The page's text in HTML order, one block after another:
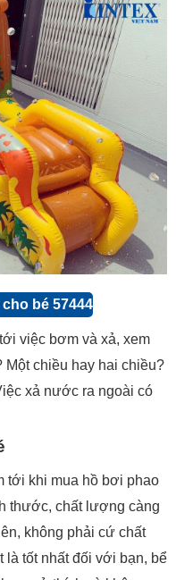
bé 57444
việc bơm và xả, xem
chiều hay hai chiều?
xả nước ra ngoài có
tới khi mua hồ bơi phao
thước, chất lượng càng
không phải cứ chất
là tốt nhất đối với bạn, bể